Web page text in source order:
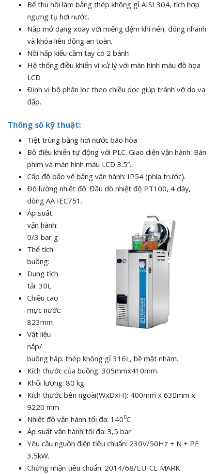
Bể thu hồi làm bằng thép không gỉ AISI 304, tích hợp
ngưng tụ hơi nước.
Nắp mở dạng xoay với miếng đệm khí nén, đóng nhanh
và khóa liên động an toàn.
Nồi hấp kiểu cầm tay có 2 bánh
Hệ thống điều khiển vi xử lý với màn hình màu đồ họa
LCD
Định vị bộ phận lọc theo chiều dọc giúp tránh vỡ do va
đập.
Thông số kỹ thuật:
Tiệt trùng bằng hơi nước bão hòa
Bộ điều khiển tự động với PLC. Giao diện vận hành: Bàn
phím và màn hình màu LCD 3.5”.
Cấp độ bảo vệ bảng vận hành: IP54 (phía trước).
Đô lường nhiệt độ: Đầu dò nhiệt độ PT100, 4 dây,
dòng AA IEC751.
Áp suất
vận hành:
0/3 bar g
Thể tích
buồng:
Dung tích
tải: 30L
Chiều cao
mực nước:
823mm
Vật liệu
nắp/
buồng hâp: thép không gỉ 316L, bề mặt nhám.
Kích thước của buồng: 305mmx410mm.
Khối lượng: 80 kg
Kích thước bên ngoài(WxDxH): 400mm x 630mm x
9220 mm
Nhiệt độ vận hành tối đa: 1400C
Áp suất vận hành tối đa: 3,5 bar
Yêu cầu nguồn điện tiêu chuẩn: 230V/50Hz + N + PE
3,5kW.
Chứng nhận tiêu chuẩn: 2014/68/EU-CE MARK.